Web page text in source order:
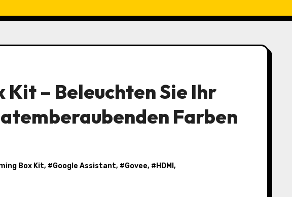
Kit – Beleuchten Sie Ihr
Farben
Box Kit, #Google Assistant, #Govee, # HDMI ,